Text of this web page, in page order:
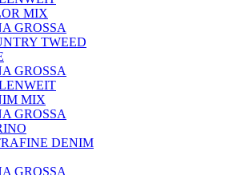
MIX
GROSSA
TWEED
GROSSA
MIX
GROSSA
DENIM
GROSSA